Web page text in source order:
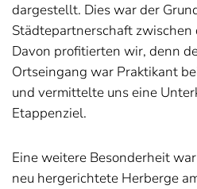
dargestellt. Dies war der
Städtepartnerschaft zwischen
Davon profitierten wir, denn
Ortseingang war Praktikant
und vermittelte uns eine
Etappenziel.
Eine weitere Besonderheit
neu hergerichtete Herberge